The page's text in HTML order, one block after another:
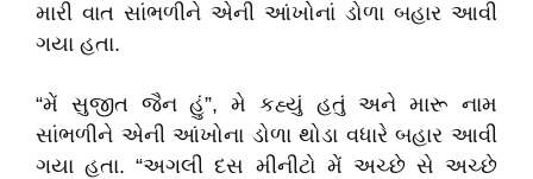
મારી વાત સાંભળીને એની આંખોનાં ડોળા બહાર આવી
ગયા હતા.
“મેં સુજીત જૈન હું”, મે કહ્યું હતું અને મારૂ નામ
સાંભળીને એની આંખોના ડોળા થોડા વધારે બહાર આવી
ગયા હતા. “અગલી દસ મીનીટો મેં અચ્છે સે અચ્છે